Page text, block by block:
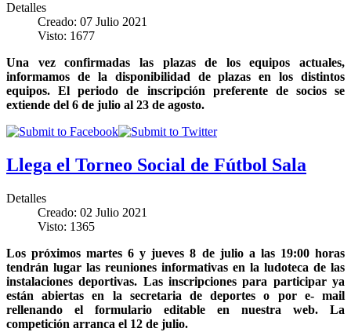
Detalles
Creado: 07 Julio 2021
Visto: 1677
Una vez confirmadas las plazas de los equipos actuales,
informamos de la disponibilidad de plazas en los distintos
equipos. El periodo de inscripción preferente de socios se
extiende del 6 de julio al 23 de agosto.
Llega el Torneo Social de Fútbol Sala
Detalles
Creado: 02 Julio 2021
Visto: 1365
Los próximos martes 6 y jueves 8 de julio a las 19:00 horas
tendrán lugar las reuniones informativas en la ludoteca de las
instalaciones deportivas. Las inscripciones para participar ya
están abiertas en la secretaria de deportes o por e- mail
rellenando el formulario editable en nuestra web. La
competición arranca el 12 de julio.